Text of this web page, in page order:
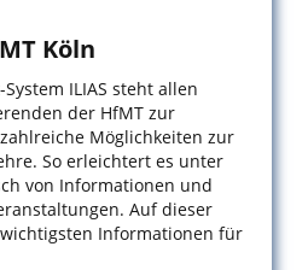
Köln
ILIAS steht allen
der HfMT zur
Möglichkeiten zur
So erleichtert es unter
von Informationen und
Auf dieser
Informationen für